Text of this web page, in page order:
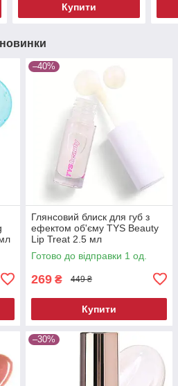
Купити
новинки
–40%
Глянсовий блиск для губ з
ефектом об'єму TYS Beauty
Lip Treat 2.5 мл
Готово до відправки 1 од.
269 ₴ 449 ₴
Купити
–30%